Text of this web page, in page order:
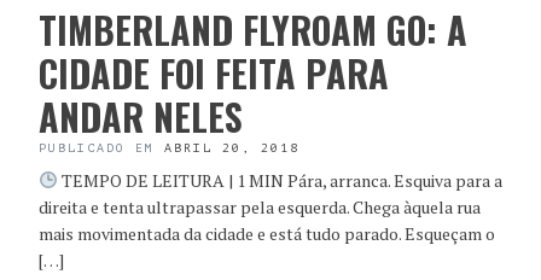
TIMBERLAND FLYROAM GO: A
CIDADE FOI FEITA PARA
ANDAR NELES
PUBLICADO EM ABRIL 20, 2018
TEMPO DE LEITURA | 1 MIN Pára, arranca. Esquiva para a
direita e tenta ultrapassar pela esquerda. Chega àquela rua
mais movimentada da cidade e está tudo parado. Esqueçam o
[…]